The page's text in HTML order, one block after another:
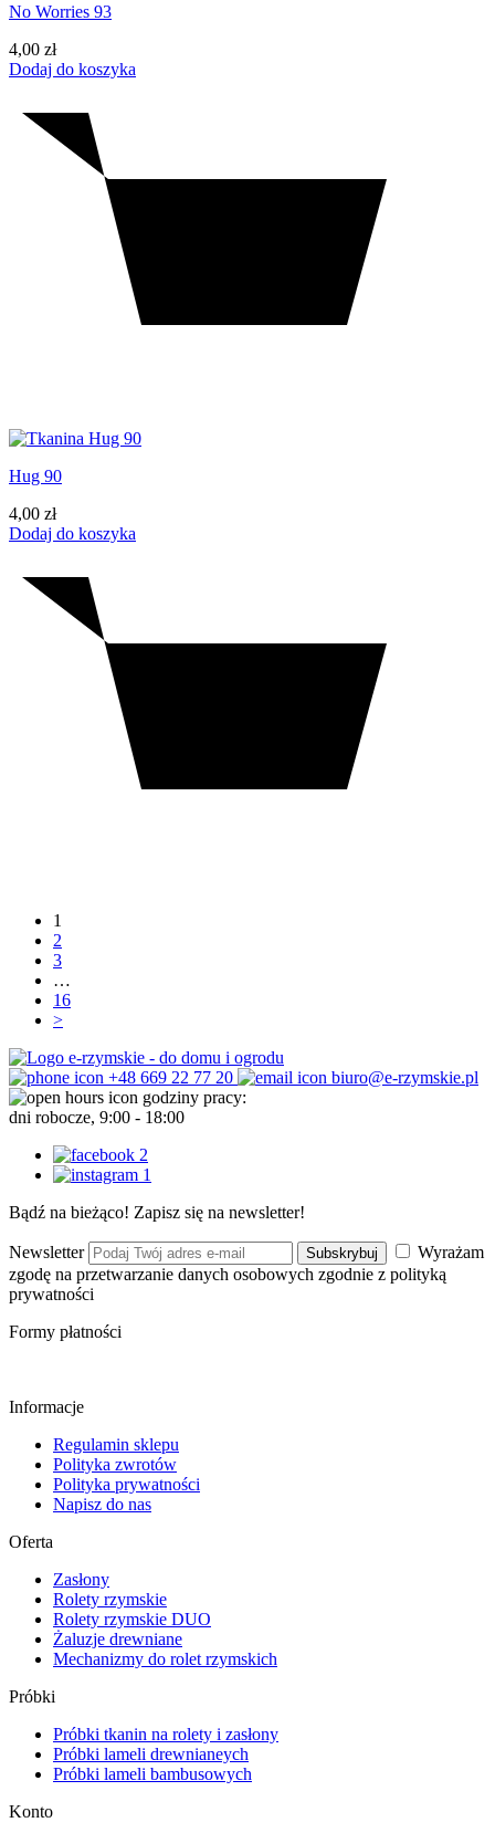
No Worries 93
4,00 zł
Dodaj do koszyka
Hug 90
4,00 zł
Dodaj do koszyka
1
2
3
…
16
>
+48 669 22 77 20
biuro@e-rzymskie.pl
godziny pracy:
dni robocze, 9:00 - 18:00
Bądź na bieżąco! Zapisz się na newsletter!
Newsletter Subskrybuj
Wyrażam
zgodę na przetwarzanie danych osobowych zgodnie z polityką
prywatności
Formy płatności
Informacje
Regulamin sklepu
Polityka zwrotów
Polityka prywatności
Napisz do nas
Oferta
Zasłony
Rolety rzymskie
Rolety rzymskie DUO
Żaluzje drewniane
Mechanizmy do rolet rzymskich
Próbki
Próbki tkanin na rolety i zasłony
Próbki lameli drewnianeych
Próbki lameli bambusowych
Konto